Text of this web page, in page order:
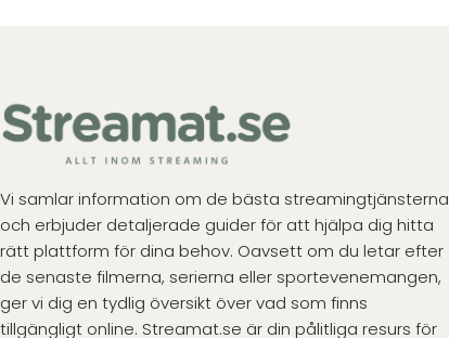
Vi samlar information om de bästa streamingtjänsterna
och erbjuder detaljerade guider för att hjälpa dig hitta
rätt plattform för dina behov. Oavsett om du letar efter
de senaste filmerna, serierna eller sportevenemangen,
ger vi dig en tydlig översikt över vad som finns
tillgängligt online. Streamat.se är din pålitliga resurs för